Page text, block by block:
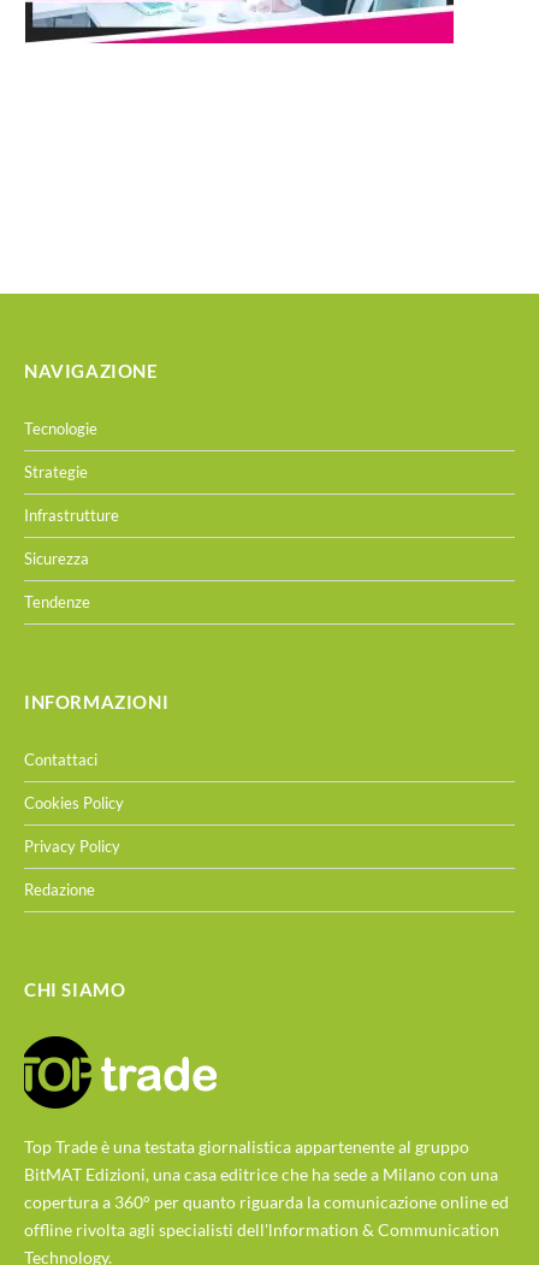
NAVIGAZIONE
Tecnologie
Strategie
Infrastrutture
Sicurezza
Tendenze
INFORMAZIONI
Contattaci
Cookies Policy
Privacy Policy
Redazione
CHI SIAMO
Top Trade è una testata giornalistica appartenente al gruppo
BitMAT Edizioni, una casa editrice che ha sede a Milano con una
copertura a 360° per quanto riguarda la comunicazione online ed
offline rivolta agli specialisti dell'lnformation & Communication
Technology.